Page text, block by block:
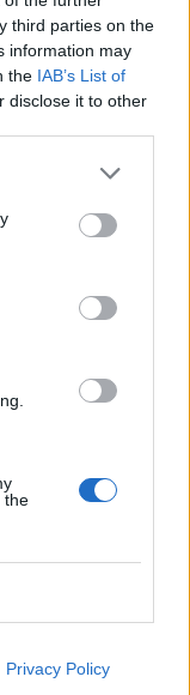
third parties on the
information may
the IAB’s List of
disclose it to other
the
Privacy Policy
χαλαρώσει το
στην Ιαπωνία:
ασθενή την
σύντομα"
της
για να